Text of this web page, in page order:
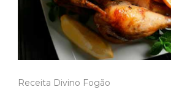
Receita Divino Fogão